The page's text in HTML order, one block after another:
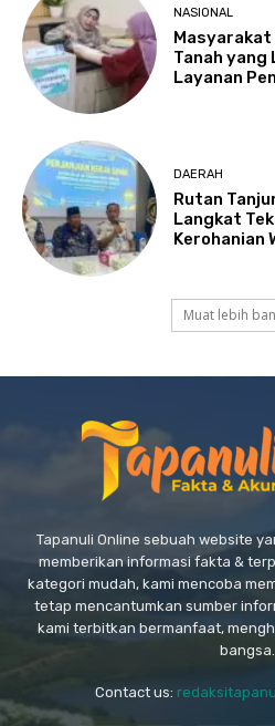
NASIONAL
Masyarakat
Tanah yang
Layanan
DAERAH
Rutan
Langkat
Kerohanian
Muat lebih
Tapanuli Online sebuah website
memberikan informasi fakta &
kategori mudah, kami mencoba
tetap mencantumkan sumber
kami terbitkan bermanfaat,
bangsa.
Contact us: